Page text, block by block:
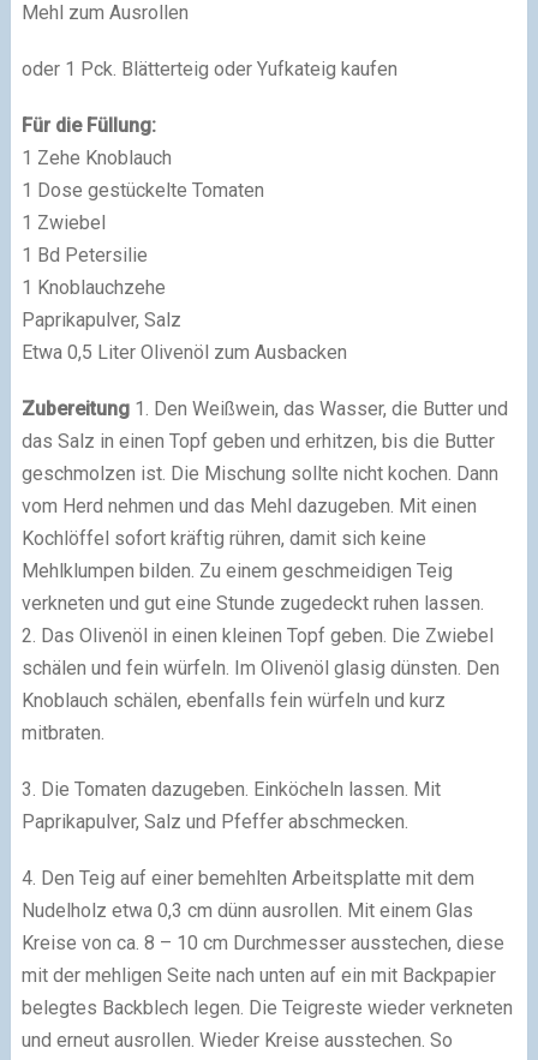
Mehl zum Ausrollen
oder 1 Pck. Blätterteig oder Yufkateig kaufen
Für die Füllung:
1 Zehe Knoblauch
1 Dose gestückelte Tomaten
1 Zwiebel
1 Bd Petersilie
1 Knoblauchzehe
Paprikapulver, Salz
Etwa 0,5 Liter Olivenöl zum Ausbacken
Zubereitung1. Den Weißwein, das Wasser, die Butter und
das Salz in einen Topf geben und erhitzen, bis die Butter
geschmolzen ist. Die Mischung sollte nicht kochen. Dann
vom Herd nehmen und das Mehl dazugeben. Mit einen
Kochlöffel sofort kräftig rühren, damit sich keine
Mehlklumpen bilden. Zu einem geschmeidigen Teig
verkneten und gut eine Stunde zugedeckt ruhen lassen.
2. Das Olivenöl in einen kleinen Topf geben. Die Zwiebel
schälen und fein würfeln. Im Olivenöl glasig dünsten. Den
Knoblauch schälen, ebenfalls fein würfeln und kurz
mitbraten.
3. Die Tomaten dazugeben. Einköcheln lassen. Mit
Paprikapulver, Salz und Pfeffer abschmecken.
4. Den Teig auf einer bemehlten Arbeitsplatte mit dem
Nudelholz etwa 0,3 cm dünn ausrollen. Mit einem Glas
Kreise von ca. 8 – 10 cm Durchmesser ausstechen, diese
mit der mehligen Seite nach unten auf ein mit Backpapier
belegtes Backblech legen. Die Teigreste wieder verkneten
und erneut ausrollen. Wieder Kreise ausstechen. So